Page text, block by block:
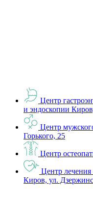
Центр
и эндоскопии
Центр
Горького, 25
Центр
Центр лечения
Киров, ул.